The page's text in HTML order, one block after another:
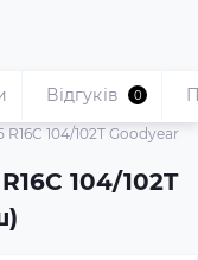
104/102T Goodyear
104/102T
Відгуків 0